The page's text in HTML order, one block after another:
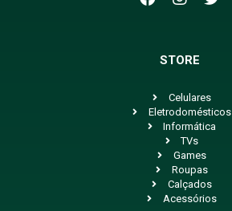
STORE
Celulares
Eletrodomésticos
Informática
TVs
Games
Roupas
Calçados
Acessórios